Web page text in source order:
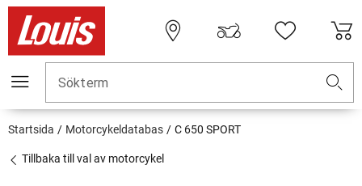
Sökterm
Startsida Motorcykeldatabas C 650 SPORT
Tillbaka till val av motorcykel